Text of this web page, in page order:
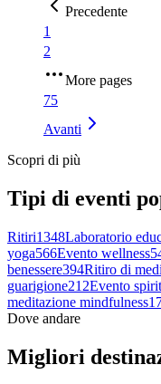
Precedente
1
2
More pages
75
Avanti
Scopri di più
Tipi di eventi
Ritiri1348Laboratorio
yoga566Evento wellness
benessere394Ritiro di
guarigione212Evento
meditazione mindfulness
Dove andare
Migliori